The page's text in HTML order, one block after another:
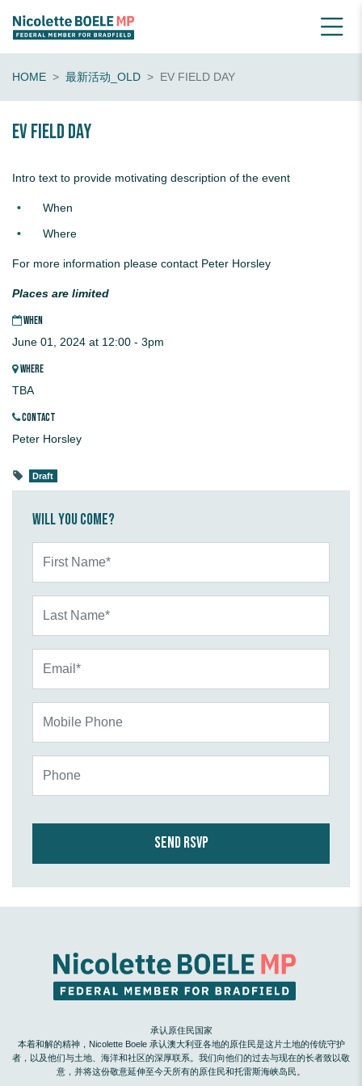
HOME 最新活动_OLD EV FIELD DAY
EV Field Day
Intro text to provide motivating description of the event
When
Where
For more information please contact Peter Horsley
Places are limited
WHEN
June 01, 2024 at 12:00 - 3pm
WHERE
TBA
CONTACT
Peter Horsley
Draft
Will you come?
承认原住民国家
本着和解的精神，Nicolette Boele 承认澳大利亚各地的原住民是这片土地的传统守护
者，以及他们与土地、海洋和社区的深厚联系。我们向他们的过去与现在的长者致以敬
意，并将这份敬意延伸至今天所有的原住民和托雷斯海峡岛民。